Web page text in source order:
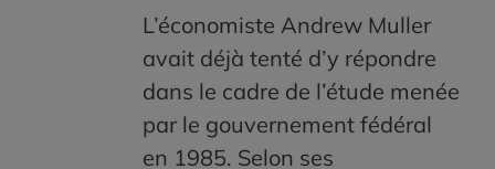
L’économiste Andrew Muller
avait déjà tenté d’y répondre
dans le cadre de l’étude menée
par le gouvernement fédéral
en 1985. Selon ses